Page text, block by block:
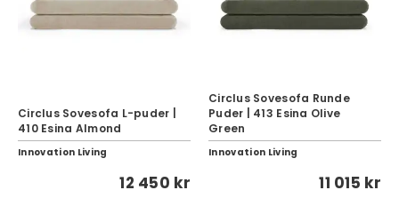
Circlus Sovesofa L-puder |
410 Esina Almond
Innovation Living
12 450 kr
Circlus Sovesofa Runde
Puder | 413 Esina Olive
Green
Innovation Living
11 015 kr